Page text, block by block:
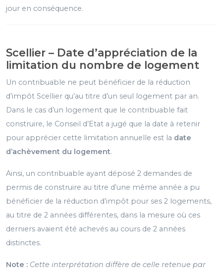
jour en conséquence.
Scellier – Date d’appréciation de la
limitation du nombre de logement
Un contribuable ne peut bénéficier de la réduction
d’impôt Scellier qu’au titre d’un seul logement par an.
Dans le cas d’un logement que le contribuable fait
construire, le Conseil d’Etat a jugé que la date à retenir
pour apprécier cette limitation annuelle est la date
d’achèvement du logement.
Ainsi, un contribuable ayant déposé 2 demandes de
permis de construire au titre d’une même année a pu
bénéficier de la réduction d’impôt pour ses 2 logements,
au titre de 2 années différentes, dans la mesure où ces
derniers avaient été achevés au cours de 2 années
distinctes.
Note : Cette interprétation diffère de celle retenue par